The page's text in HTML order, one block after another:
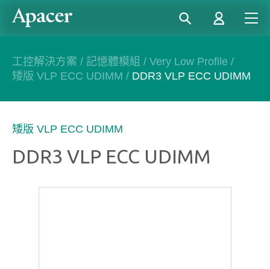
工控解決方案 / 記憶體模組 / Very Low Profile /
矮版 VLP ECC UDIMM / DDR3 VLP ECC UDIMM
矮版 VLP ECC UDIMM
DDR3 VLP ECC UDIMM